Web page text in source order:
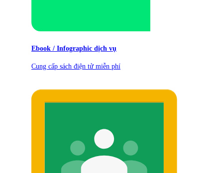
Ebook / Infographic dịch vụ
Cung cấp sách điện tử miễn phí